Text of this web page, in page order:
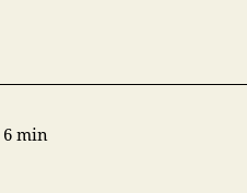
6 min